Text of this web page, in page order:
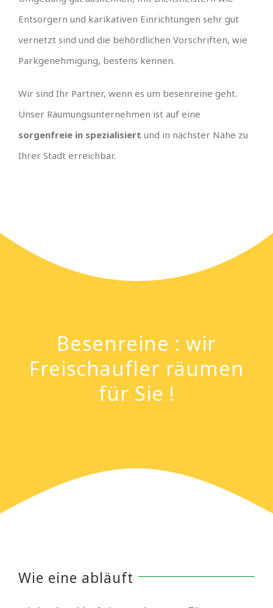
Entsorgern und karikativen Einrichtungen sehr gut
vernetzt sind und die behördlichen Vorschriften, wie
Parkgenehmigung, bestens kennen.
Wir sind Ihr Partner, wenn es um besenreine geht.
Unser Räumungsunternehmen ist auf eine
sorgenfreie in spezialisiert und in nächster Nähe zu
Ihrer Stadt erreichbar.
Besenreine : wir
Freischaufler räumen
für Sie !
Wie eine abläuft